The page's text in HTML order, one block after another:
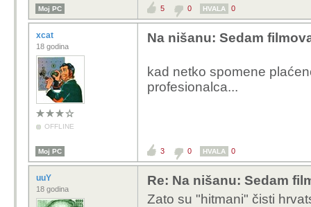
Moj PC 5 0 HVALA 0
xcat
18 godina
OFFLINE
Na nišanu: Sedam
kad netko spomene
profesionalca...
Moj PC 3 0 HVALA 0
uuY
18 godina
Re: Na nišanu: Sedam
Zato su "hitmani" čisti